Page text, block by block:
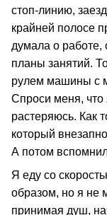
стоп-линию,
крайней полосе
думала о работе,
планы занятий.
рулем машины с
Спроси меня,
растеряюсь. Как
который
А потом
Я еду со
образом, но я не
принимая душ,